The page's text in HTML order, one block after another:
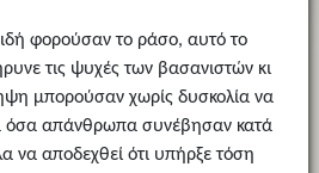
φορούσαν το ράσο, αυτό το
τις ψυχές των βασανιστών κι
μπορούσαν χωρίς δυσκολία να
όσα απάνθρωπα συνέβησαν κατά
να αποδεχθεί ότι υπήρξε τόση